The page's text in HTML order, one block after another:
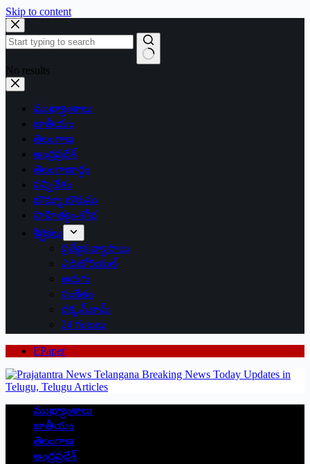
Skip to content
No results
ముఖ్యాంశాలు
జాతీయం
తెలంగాణ
ఆంధ్రప్రదేశ్
తెలంగాణార్థం
సన్నివేశం
బొమ్మా బొరుసు
సాహిత్యం-శోభ
శీర్షికలు
ప్రత్యేక వ్యాసాలు
ఎడిటోరియల్
అరుగు
సంకేతం
దక్కన్.కామ్
24 గంటలు
EPaper
ముఖ్యాంశాలు
జాతీయం
తెలంగాణ
ఆంధ్రప్రదేశ్